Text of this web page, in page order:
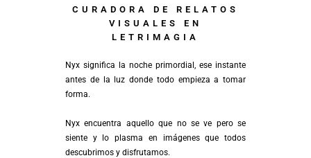
CURADORA DE RELATOS
VISUALES EN
LETRIMAGIA
Nyx significa la noche primordial, ese instante
antes de la luz donde todo empieza a tomar
forma.
Nyx encuentra aquello que no se ve pero se
siente y lo plasma en imágenes que todos
descubrimos y disfrutamos.